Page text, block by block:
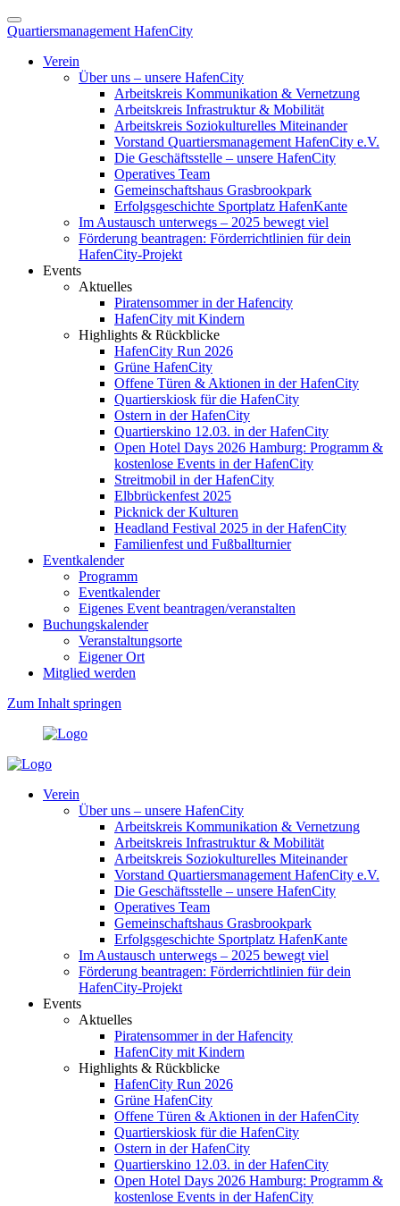
Quartiersmanagement HafenCity
Verein
Über uns – unsere HafenCity
Arbeitskreis Kommunikation & Vernetzung
Arbeitskreis Infrastruktur & Mobilität
Arbeitskreis Soziokulturelles Miteinander
Vorstand Quartiersmanagement HafenCity e.V.
Die Geschäftsstelle – unsere HafenCity
Operatives Team
Gemeinschaftshaus Grasbrookpark
Erfolgsgeschichte Sportplatz HafenKante
Im Austausch unterwegs – 2025 bewegt viel
Förderung beantragen: Förderrichtlinien für dein
HafenCity-Projekt
Events
Aktuelles
Piratensommer in der Hafencity
HafenCity mit Kindern
Highlights & Rückblicke
HafenCity Run 2026
Grüne HafenCity
Offene Türen & Aktionen in der HafenCity
Quartierskiosk für die HafenCity
Ostern in der HafenCity
Quartierskino 12.03. in der HafenCity
Open Hotel Days 2026 Hamburg: Programm &
kostenlose Events in der HafenCity
Streitmobil in der HafenCity
Elbbrückenfest 2025
Picknick der Kulturen
Headland Festival 2025 in der HafenCity
Familienfest und Fußballturnier
Eventkalender
Programm
Eventkalender
Eigenes Event beantragen/veranstalten
Buchungskalender
Veranstaltungsorte
Eigener Ort
Mitglied werden
Zum Inhalt springen
Verein
Über uns – unsere HafenCity
Arbeitskreis Kommunikation & Vernetzung
Arbeitskreis Infrastruktur & Mobilität
Arbeitskreis Soziokulturelles Miteinander
Vorstand Quartiersmanagement HafenCity e.V.
Die Geschäftsstelle – unsere HafenCity
Operatives Team
Gemeinschaftshaus Grasbrookpark
Erfolgsgeschichte Sportplatz HafenKante
Im Austausch unterwegs – 2025 bewegt viel
Förderung beantragen: Förderrichtlinien für dein
HafenCity-Projekt
Events
Aktuelles
Piratensommer in der Hafencity
HafenCity mit Kindern
Highlights & Rückblicke
HafenCity Run 2026
Grüne HafenCity
Offene Türen & Aktionen in der HafenCity
Quartierskiosk für die HafenCity
Ostern in der HafenCity
Quartierskino 12.03. in der HafenCity
Open Hotel Days 2026 Hamburg: Programm &
kostenlose Events in der HafenCity